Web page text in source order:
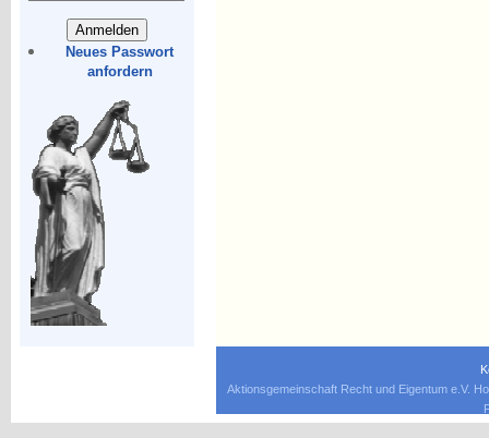
Neues Passwort
anfordern
Aktionsgemeinschaft Recht und Eigentum e.V.